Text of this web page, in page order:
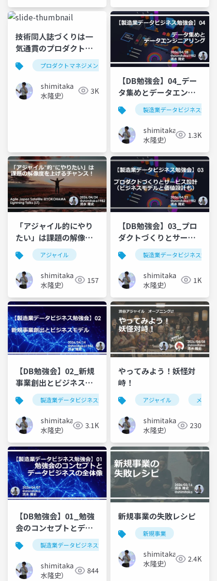
技術同人誌づくりは一
気通貫のプロダクトマ
ネジメントを疑似体験
できる絶好の機会だっ
た件
プロダクトマネジメント 技術同人誌
shimitaka（清
水隆史）
3K
【DB勉強会】04_デー
タ集めとデータエンジ
ニアリング製造業データビジネス勉強
shimitaka（清
水隆史）
1.3K
「アジャイル的にやり
たい」は課題の解像度
を上げるチャンス！
アジャイル
shimitaka（清
水隆史）
157
【DB勉強会】03_プロ
ダクトづくりとサービ
ス設計（ビジネスモデ
ルと価値設計も）
製造業データビジネス勉強
shimitaka（清
水隆史）
1K
【DB勉強会】02_新規
事業創出とビジネスモ
デル
製造業データビジネス勉強会
shimitaka（清
水隆史）
3.1K
やってみよう！妖怪対
峙！
アジャイル メタフ
shimitaka（清
水隆史）
230
【DB勉強会】01_勉強
会のコンセプトとデー
タビジネスの全体像
製造業データビジネス勉強会
shimitaka（清
水隆史）
844
新規事業の失敗レシピ
新規事業
shimitaka（清
水隆史）
2.4K